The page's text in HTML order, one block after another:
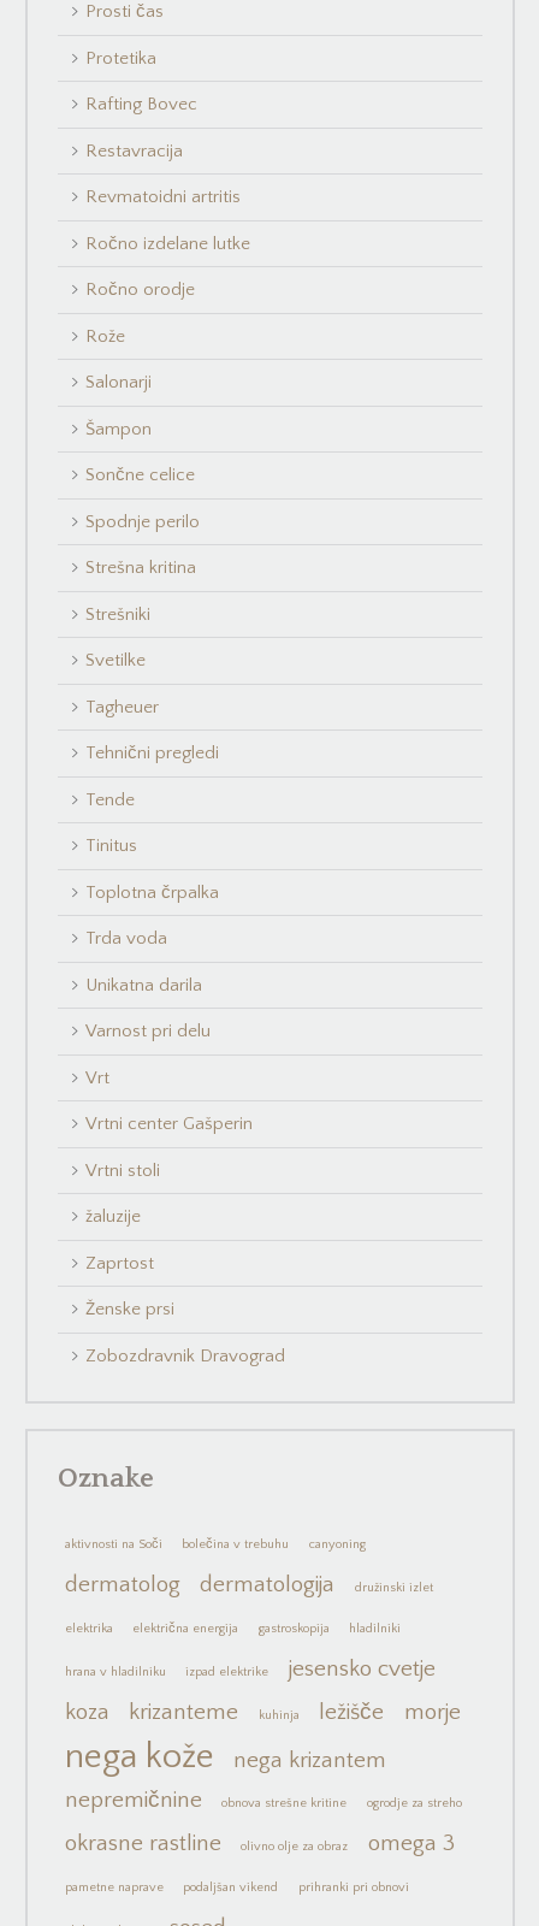
Prosti čas
Protetika
Rafting Bovec
Restavracija
Revmatoidni artritis
Ročno izdelane lutke
Ročno orodje
Rože
Salonarji
Šampon
Sončne celice
Spodnje perilo
Strešna kritina
Strešniki
Svetilke
Tagheuer
Tehnični pregledi
Tende
Tinitus
Toplotna črpalka
Trda voda
Unikatna darila
Varnost pri delu
Vrt
Vrtni center Gašperin
Vrtni stoli
žaluzije
Zaprtost
Ženske prsi
Zobozdravnik Dravograd
Oznake
aktivnosti na Soči bolečina v trebuhu canyoning
dermatolog dermatologija družinski izlet
elektrika električna energija gastroskopija hladilniki
hrana v hladilniku izpad elektrike
jesensko cvetje
koza
krizanteme kuhinja ležišče morje
nega kože
nega krizantem
nepremičnine
obnova strešne kritine ogrodje za streho
okrasne rastline olivno olje za obraz omega 3
pametne naprave podaljšan vikend prihranki pri obnovi